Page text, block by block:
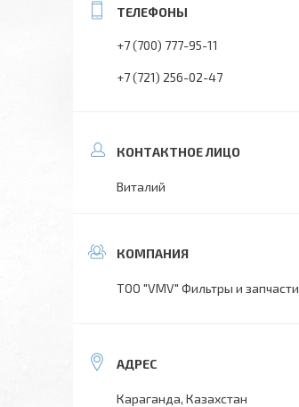
+7 (700) 777-95-11
+7 (721) 256-02-47
Виталий
ТОО "VMV" Фильтры и запчасти
Караганда, Казахстан